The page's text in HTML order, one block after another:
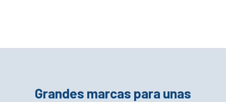
Grandes marcas para unas